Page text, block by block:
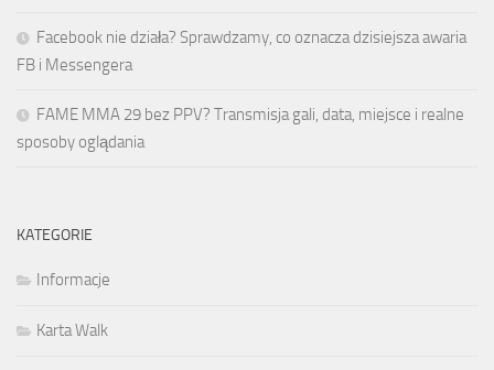
Facebook nie działa? Sprawdzamy, co oznacza dzisiejsza awaria
FB i Messengera
FAME MMA 29 bez PPV? Transmisja gali, data, miejsce i realne
sposoby oglądania
KATEGORIE
Informacje
Karta Walk